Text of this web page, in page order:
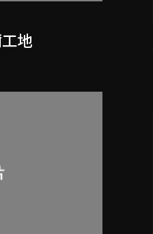
地